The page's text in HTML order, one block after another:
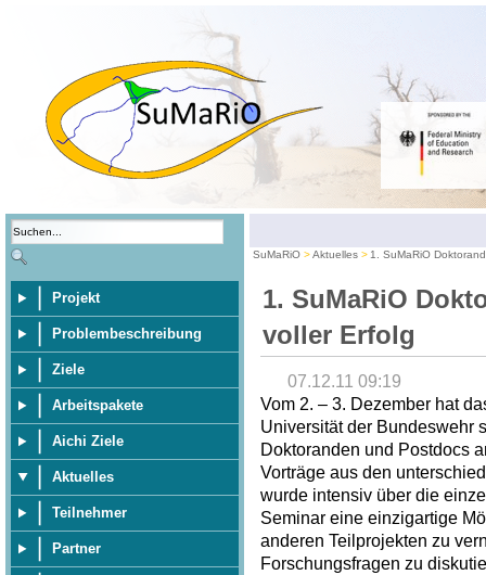
Projekt
Problembeschreibung
Ziele
Arbeitspakete
Aichi Ziele
Aktuelles
Teilnehmer
Partner
SuMaRiO Aktuelles 1. SuMaRiO
1. SuMaRiO
voller Erfolg
07.12.11 09:19
Vom 2. – 3. Dezember hat
Universität der Bundeswehr
Doktoranden und Postdocs
Vorträge aus den
wurde intensiv über die
Seminar eine einzigartige
anderen Teilprojekten zu
Forschungsfragen zu